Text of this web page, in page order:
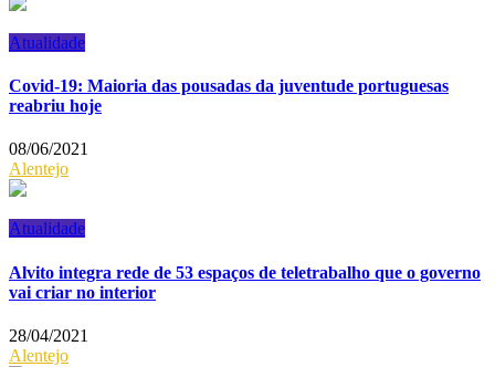
Atualidade
Covid-19: Maioria das pousadas da juventude portuguesas
reabriu hoje
08/06/2021
Alentejo
Atualidade
Alvito integra rede de 53 espaços de teletrabalho que o governo
vai criar no interior
28/04/2021
Alentejo